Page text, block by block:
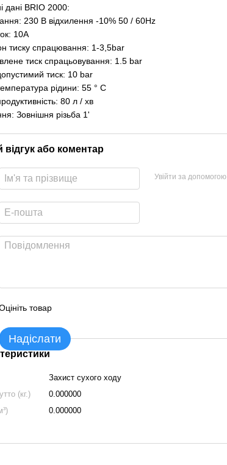
дані BRIO 2000:
230 В відхилення -10% 50 / 60Hz
10A
тиску спрацювання: 1-3,5bar
тиск спрацьовування: 1.5 bar
тиск: 10 bar
рідини: 55 ° C
80 л / хв
Зовнішня різьба 1'
відгук або коментар
Увійти за допомогою
товар
Надіслати
Захист сухого ходу
(кг.)
0.000000
0.000000